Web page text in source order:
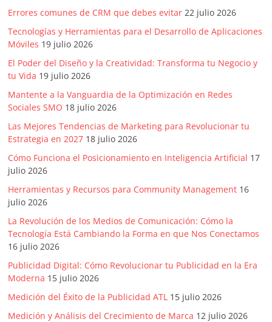
Gente,
Contenidos
de
Calidad,
Eventos
de
Marketing,
Mercadotecnia,
Eventos
Colecciónes,
Marcas,
Insigns,
TV,
Radio,
Creatividad,
SEO,
SEM,
Free
Press,
RRPP,
Errores comunes de CRM que debes evitar 22 julio 2026
Tecnologías y Herramientas para el Desarrollo de Aplicaciones
Móviles 19 julio 2026
El Poder del Diseño y la Creatividad: Transforma tu Negocio y
tu Vida 19 julio 2026
Mantente a la Vanguardia de la Optimización en Redes
Sociales SMO 18 julio 2026
Las Mejores Tendencias de Marketing para Revolucionar tu
Estrategia en 2027 18 julio 2026
Cómo Funciona el Posicionamiento en Inteligencia Artificial 17
julio 2026
Herramientas y Recursos para Community Management 16
julio 2026
La Revolución de los Medios de Comunicación: Cómo la
Tecnología Está Cambiando la Forma en que Nos Conectamos
16 julio 2026
Publicidad Digital: Cómo Revolucionar tu Publicidad en la Era
Moderna 15 julio 2026
Medición del Éxito de la Publicidad ATL 15 julio 2026
Medición y Análisis del Crecimiento de Marca 12 julio 2026